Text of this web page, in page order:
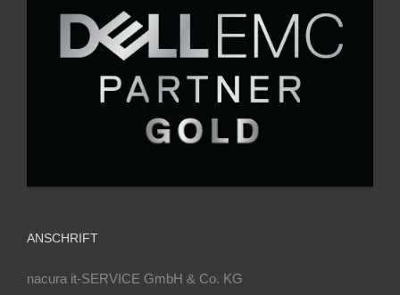
ANSCHRIFT
nacura it-SERVICE GmbH & Co. KG